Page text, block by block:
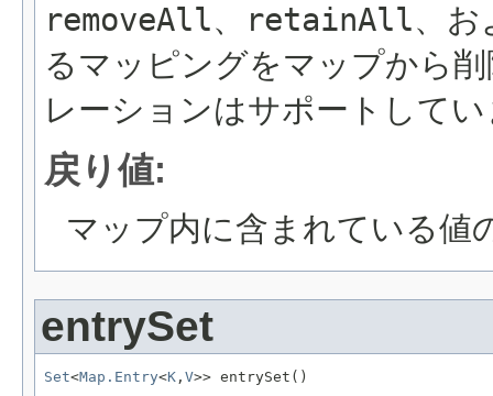
removeAll、 retainAll、
るマッピングをマップから
レーションはサポートして
戻り値:
マップ内に含まれている値
entrySet
Set<Map.Entry<K , V>> entrySet()